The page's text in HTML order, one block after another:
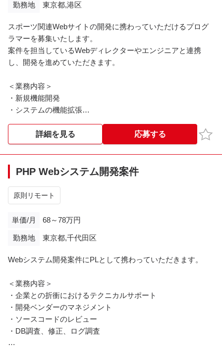
勤務地 東京都,港区
スポーツ関連Webサイトの開発に携わっていただけるプログ
ラマーを募集いたします。
案件を担当しているWebディレクターやエンジニアと連携
し、開発を進めていただきます。
＜業務内容＞
・新規機能開発
・システムの機能拡張
・ドキュメントの作成
＜開発環境＞
・言語:PHP
・フレームワーク: Laravel、独自フレームワーク
・DB:MySQL
・タスク管理、コード管理:Backlog、Confluence、git
詳細を見る 応募する お気
PHP Webシステム開発案件
原則リモート
単価/月 68～78万円
勤務地 東京都,千代田区
Webシステム開発案件にPLとして携わっていただきます。
＜業務内容＞
・企業との折衝におけるテクニカルサポート
・開発ベンダーのマネジメント
・ソースコードのレビュー
・DB調査、修正、ログ調査